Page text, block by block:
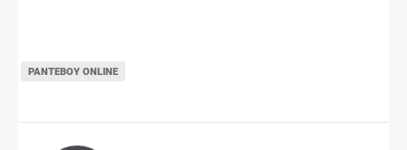
ΡΑΝΤΕΒΟΎ ONLINE